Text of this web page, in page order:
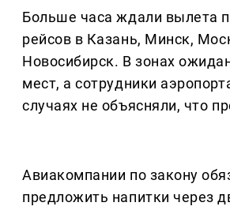
Больше часа ждали вылета
рейсов в Казань, Минск,
Новосибирск. В зонах
мест, а сотрудники
случаях не объясняли, что
Авиакомпании по закону
предложить напитки через